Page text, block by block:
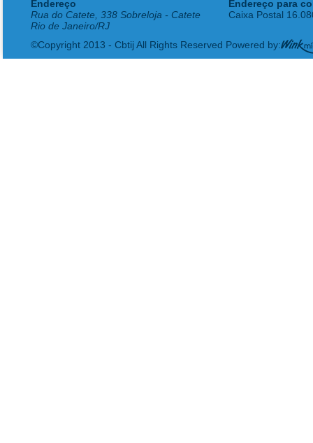
Endereço
Rua do Catete, 338 Sobreloja - Catete
Rio de Janeiro/RJ
Endereço para
Caixa Postal
©Copyright 2013 - Cbtij All Rights Reserved Powered by: